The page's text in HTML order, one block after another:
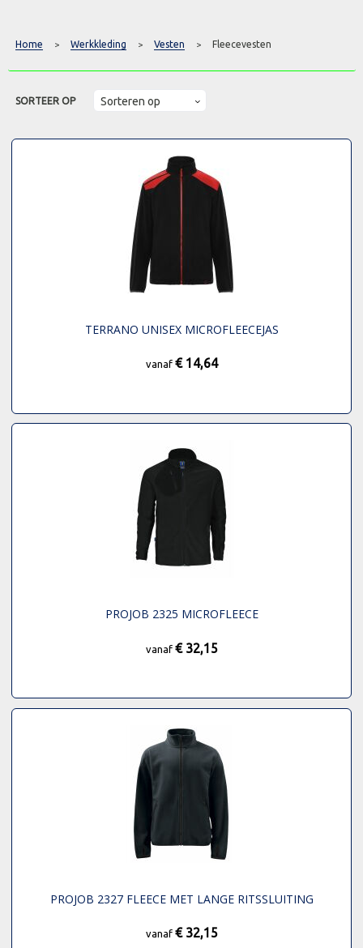
Home > Werkkleding > Vesten > Fleecevesten
SORTEER OP
TERRANO UNISEX MICROFLEECEJAS
vanaf € 14,64
PROJOB 2325 MICROFLEECE
vanaf € 32,15
PROJOB 2327 FLEECE MET LANGE RITSSLUITING
vanaf € 32,15